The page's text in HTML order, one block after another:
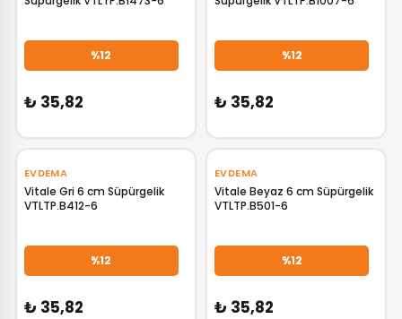
%12
₺ 35,82
%12
₺ 35,82
EVDEMA
Vitale Gri 6 cm Süpürgelik
VTLTP.B412-6
%12
₺ 35,82
EVDEMA
Vitale Beyaz 6 cm Süpürgelik
VTLTP.B501-6
%12
₺ 35,82